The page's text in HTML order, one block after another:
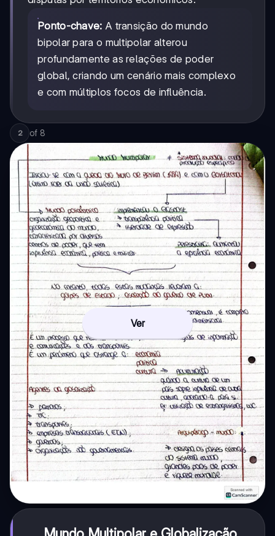
Ponto-chave: A transição do mundo
bipolar para o multipolar alterou
profundamente as relações de poder
global, criando um cenário mais complexo
e com múltiplos focos de influência.
2 of 8
Ver